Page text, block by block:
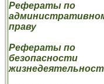
Рефераты по
праву
Рефераты по
безопасности